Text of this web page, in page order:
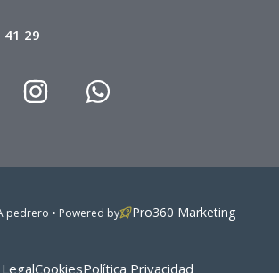
41 29
pedrero • Powered by Pro360 Marketing
CookiesPolítica Privacidad